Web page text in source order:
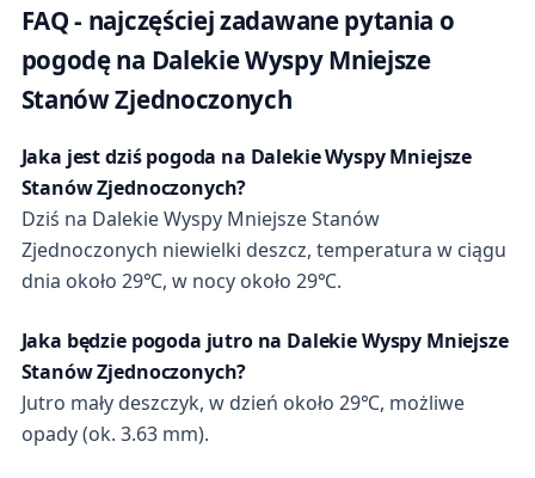
FAQ - najczęściej zadawane pytania o
pogodę na Dalekie Wyspy Mniejsze
Stanów Zjednoczonych
Jaka jest dziś pogoda na Dalekie Wyspy Mniejsze
Stanów Zjednoczonych?
Dziś na Dalekie Wyspy Mniejsze Stanów
Zjednoczonych niewielki deszcz, temperatura w ciągu
dnia około 29℃, w nocy około 29℃.
Jaka będzie pogoda jutro na Dalekie Wyspy Mniejsze
Stanów Zjednoczonych?
Jutro mały deszczyk, w dzień około 29℃, możliwe
opady (ok. 3.63 mm).